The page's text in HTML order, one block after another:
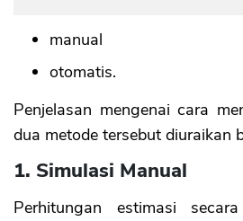
manual
otomatis.
Penjelasan mengenai cara
dua metode tersebut diuraikan
1. Simulasi Manual
Perhitungan estimasi